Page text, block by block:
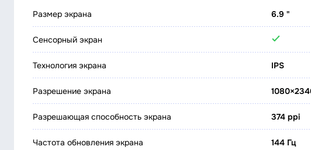
Размер экрана 6.9 "
Сенсорный экран
Технология экрана IPS
Разрешение экрана
Разрешающая способность экрана 374 ppi
Частота обновления экрана 144 Гц